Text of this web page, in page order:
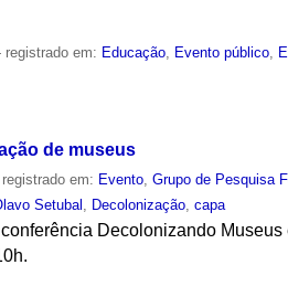
em: Educação Evento público
de museus
em: Evento,Grupo de Pesquisa
Setubal, Decolonização,capa
Decolonizando Museus